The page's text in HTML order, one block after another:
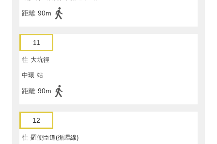
距離 90m
11
往 大坑徑
中環 站
距離 90m
12
往 羅便臣道(循環線)